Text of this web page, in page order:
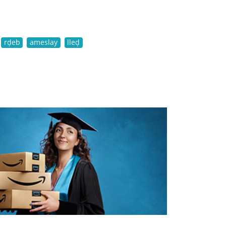
rḍeb ameslay lleḍ